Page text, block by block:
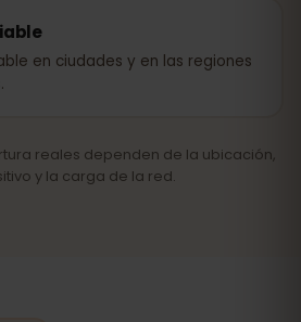
en ciudades y en las regiones
reales dependen de la ubicación,
y la carga de la red.